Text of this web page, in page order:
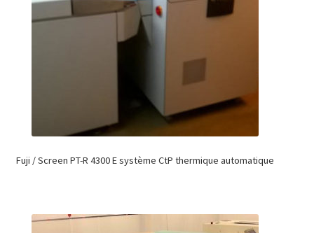
Fuji / Screen PT-R 4300 E système CtP thermique automatique